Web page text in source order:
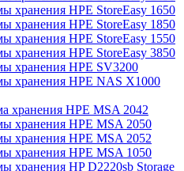
хранения HPE StoreEasy 1650
хранения HPE StoreEasy 1850
хранения HPE StoreEasy 1550
хранения HPE StoreEasy 3850
хранения HPE SV3200
хранения HPE NAS X1000
хранения HPE MSA 2042
хранения HPE MSA 2050
хранения HPE MSA 2052
хранения HPE MSA 1050
хранения HP D2220sb Storage